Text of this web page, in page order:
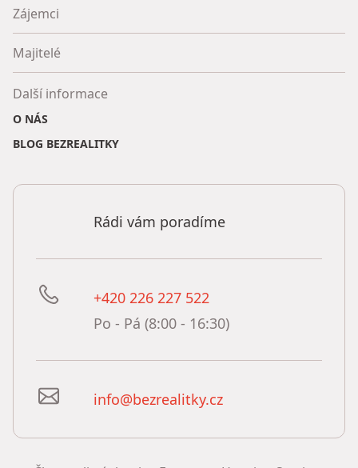
Zájemci
Majitelé
Další informace
O NÁS
BLOG BEZREALITKY
Rádi vám poradíme
+420 226 227 522
Po - Pá (8:00 - 16:30)
info@bezrealitky.cz